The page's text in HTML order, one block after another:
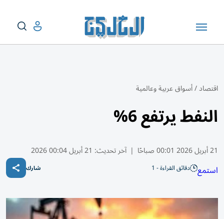
اقتصاد/أسواق عربية وعالمية
النفط يرتفع 6%
21 أبريل 2026 00:01 صباحًا | آخر تحديث: 21 أبريل 00:04 2026
استمع دقائق القراءة - 1 شارك